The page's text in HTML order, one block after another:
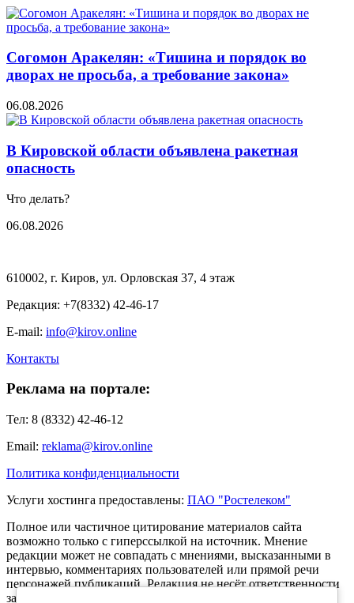
Согомон Аракелян: «Тишина и порядок во
дворах не просьба, а требование закона»
06.08.2026
В Кировской области объявлена ракетная
опасность
Что делать?
06.08.2026
610002, г. Киров, ул. Орловская 37, 4 этаж
Редакция: +7(8332) 42-46-17
E-mail: info@kirov.online
Контакты
Реклама на портале:
Тел: 8 (8332) 42-46-12
Email: reklama@kirov.online
Политика конфиденциальности
Услуги хостинга предоставлены: ПАО "Ростелеком"
Полное или частичное цитирование материалов сайта
возможно только с гиперссылкой на источник. Мнение
редакции может не совпадать с мнениями, высказанными в
интервью, комментариях пользователей или прямой речи
персонажей публикаций. Редакция не несёт ответственности
за текст комментариев читателей.